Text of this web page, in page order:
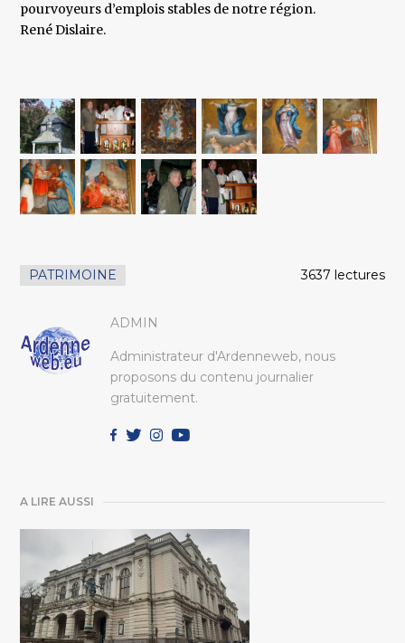
pourvoyeurs d’emplois stables de notre région.
René Dislaire.
PATRIMOINE 3637 lectures
ADMIN
Administrateur d'Ardenneweb, nous
proposons du contenu journalier
gratuitement.
A LIRE AUSSI